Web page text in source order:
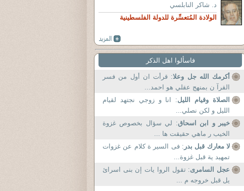
د. شاكر النابلسي
الولادة المُتعسِّرة للدولة الفلسطينية
فاسألوا اهل الذكر
أكرمك الله جل وعلا: قرأت ان أول من فسر
القرآ ن بمنهج عقلي هو احمد...
الصلاة وقيام الليل: انا و زوجي نجتهد لقيام
الليل و لكن نصلي...
خيبر و ابن اسحاق: لي سؤال بخصوص غزوة
الخيب ر ماهي حقيقت ها ...
لا معارك قبل بدر : فى السير ة كلام عن غزوات
تمهيد ية قبل غزوة...
عجل السامرى: تقول الروا يات إن بنى اسرائ
يل قبل خروجه م ...